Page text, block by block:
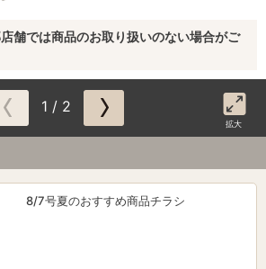
舗では商品のお取り扱いのない場合がご
1 / 2
拡大
8/7号夏のおすすめ商品チラシ